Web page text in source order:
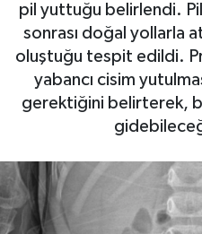
pil yuttuğu belirlendi.
sonrası doğal yollarla
oluştuğu tespit edildi.
yabancı cisim
gerektiğini belirterek,
SPOR